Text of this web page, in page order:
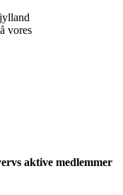
vores
aktive medlemmer